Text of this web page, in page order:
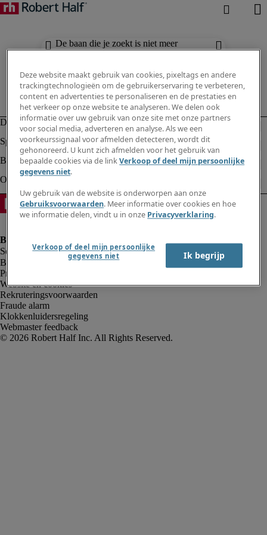
De baan die je zoekt is niet meer
beschikbaar. Zie vergelijkbare resultaten
Bedrijfsinformatie
Privacyverklaring
Website en cookies
Rekruteringsvoorwaarden
Fraude alarm
Klokkenluidersregeling
Webmaster feedback
Deze website maakt gebruik van cookies, pixeltags en andere
trackingtechnologieën om de gebruikerservaring te verbeteren,
content en advertenties te personaliseren en de prestaties en
het verkeer op onze website te analyseren. We delen ook
informatie over uw gebruik van onze site met onze partners
voor social media, adverteren en analyse. Als we een
voorkeurssignaal voor afmelden detecteren, wordt dit
gehonoreerd. U kunt zich afmelden voor het gebruik van
bepaalde cookies via de linkVerkoop of deel mijn persoonlijke
gegevens niet.
Uw gebruik van de website is onderworpen aan onze
Gebruiksvoorwaarden. Meer informatie over cookies en hoe
we informatie delen, vindt u in onze Privacyverklaring.
Verkoop of deel mijn persoonlijke
gegevens niet
Ik begrijp